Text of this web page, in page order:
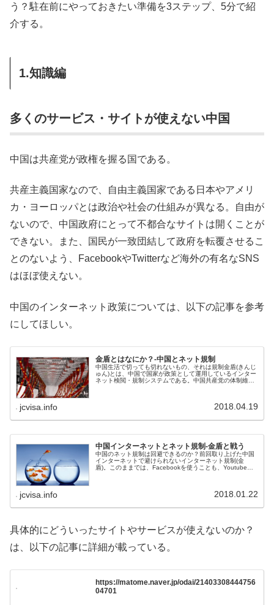
う？駐在前にやっておきたい準備を3ステップ、5分で紹
介する。
1.知識編
多くのサービス・サイトが使えない中国
中国は共産党が政権を握る国である。
共産主義国家なので、自由主義国家である日本やアメリ
カ・ヨーロッパとは政治や社会の仕組みが異なる。自由が
ないので、中国政府にとって不都合なサイトは開くことが
できない。また、国民が一致団結して政府を転覆させるこ
とのないよう、FacebookやTwitterなど海外の有名なSNS
はほぼ使えない。
中国のインターネット政策については、以下の記事を参考
にしてほしい。
金盾とはなにか？-中国とネット規制
中国生活で切っても切れないもの、それは規制金盾(きんじ
ゅん)とは、中国で国家が政策として運用しているインター
ネット検閲・規制システムである。中国共産党の体制維持
jcvisa.info 2018.04.19
中国インターネットとネット規制-金盾と戦う
中国のネット規制は回避できるのか？前回取り上げた中国
インターネットで避けられないインターネット規制(金
盾)。このままでは、Facebookを使うことも、Youtubeで
jcvisa.info 2018.01.22
具体的にどういったサイトやサービスが使えないのか？
は、以下の記事に詳細が載っている。
https://matome.naver.jp/odai/21403308444756
04701